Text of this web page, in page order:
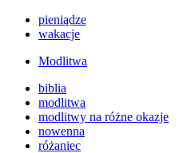
pieniądze
wakacje
Modlitwa
biblia
modlitwa
modlitwy na różne okazje
nowenna
różaniec